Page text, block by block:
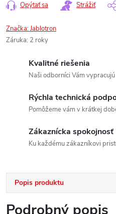
Opýtať sa Strážiť
Značka:Jablotron
Záruka: 2 roky
Kvalitné riešenia
Naši odborníci Vám
Rýchla technická
Pomôžeme vám v krátkej
Zákaznícka spokojnosť
Ku každému zákazníkovi
Popis produktu
Podrobný popis